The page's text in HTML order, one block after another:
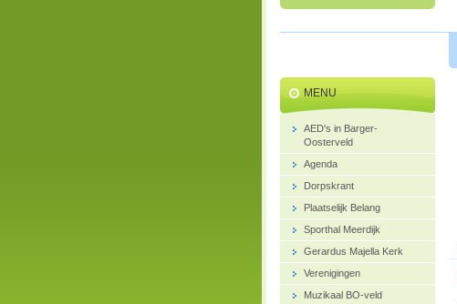
MENU
AED's in Barger-
Oosterveld
Agenda
Dorpskrant
Plaatselijk Belang
Sporthal Meerdijk
Gerardus Majella Kerk
Verenigingen
Muzikaal BO-veld